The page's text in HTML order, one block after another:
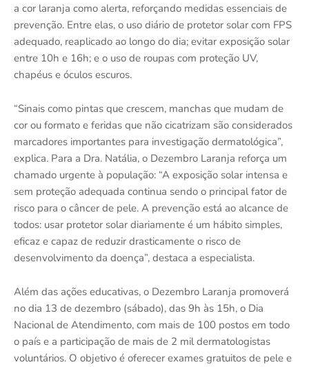
a cor laranja como alerta, reforçando medidas essenciais de
prevenção. Entre elas, o uso diário de protetor solar com FPS
adequado, reaplicado ao longo do dia; evitar exposição solar
entre 10h e 16h; e o uso de roupas com proteção UV,
chapéus e óculos escuros.
“Sinais como pintas que crescem, manchas que mudam de
cor ou formato e feridas que não cicatrizam são considerados
marcadores importantes para investigação dermatológica”,
explica. Para a Dra. Natália, o Dezembro Laranja reforça um
chamado urgente à população: “A exposição solar intensa e
sem proteção adequada continua sendo o principal fator de
risco para o câncer de pele. A prevenção está ao alcance de
todos: usar protetor solar diariamente é um hábito simples,
eficaz e capaz de reduzir drasticamente o risco de
desenvolvimento da doença”, destaca a especialista.
Além das ações educativas, o Dezembro Laranja promoverá
no dia 13 de dezembro (sábado), das 9h às 15h, o Dia
Nacional de Atendimento, com mais de 100 postos em todo
o país e a participação de mais de 2 mil dermatologistas
voluntários. O objetivo é oferecer exames gratuitos de pele e